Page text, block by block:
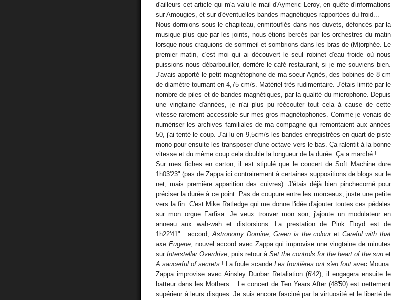
d'ailleurs cet article qui m'a valu le mail d'Aymeric Leroy, en quête d'informations
sur Amougies, et sur d'éventuelles bandes magnétiques rapportées du froid...
Nous dormions sous le chapiteau, enmitouflés dans nos duvets, défoncés par la
musique plus que par les joints, nous étions bercés par les orchestres du matin
lorsque nous craquions de sommeil et sombrions dans les bras de (M)orphée. Le
premier matin, c'est moi qui ai découvert le seul robinet d'eau froide où nous
puissions nous débarbouiller, derrière le café-restaurant, si je me souviens bien.
J'avais apporté le petit magnétophone de ma soeur Agnès, des bobines de 8 cm
de diamètre tournant en 4,75 cm/s. Matériel très rudimentaire. J'étais limité par le
nombre de piles et de bandes magnétiques, par la qualité du microphone. Depuis
une vingtaine d'années, je n'ai plus pu réécouter tout cela à cause de cette
vitesse rarement accessible sur mes gros magnétophones. Comme je venais de
numériser les archives familiales de ma compagne qui remontaient aux années
50, j'ai tenté le coup. J'ai lu en 9,5cm/s les bandes enregistrées en quart de piste
mono pour ensuite les transposer d'une octave vers le bas. Ça ralentit à la bonne
vitesse et du même coup cela double la longueur de la durée. Ça a marché !
Sur mes fiches en carton, il est stipulé que le concert de Soft Machine dure
1h03'23" (pas de Zappa ici contrairement à certaines suppositions de blogs sur le
net, mais première apparition des cuivres). J'étais déjà bien pinchecorné pour
préciser la durée à ce point. Pas de coupure entre les morceaux, juste une petite
vers la fin. C'est Mike Ratledge qui me donne l'idée d'ajouter toutes ces pédales
sur mon orgue Farfisa. Je veux trouver mon son, j'ajoute un modulateur en
anneau aux wah-wah et distorsions. La prestation de Pink Floyd est de
1h22'41" : accord, Astronomy Domine,Green is the colouret Careful with that
axe Eugene, nouvel accord avec Zappa qui improvise une vingtaine de minutes
sur Interstellar Overdrive , puis retour à Set the controls for the heart of the sun et
A saucerful of secrets ! La foule scande Les frontières ont s'en foutavec Mouna.
Zappa improvise avec Ainsley Dunbar Retaliation (6'42), il engagera ensuite le
batteur dans les Mothers... Le concert de Ten Years After (48'50) est nettement
supérieur à leurs disques. Je suis encore fasciné par la virtuosité et le liberté de